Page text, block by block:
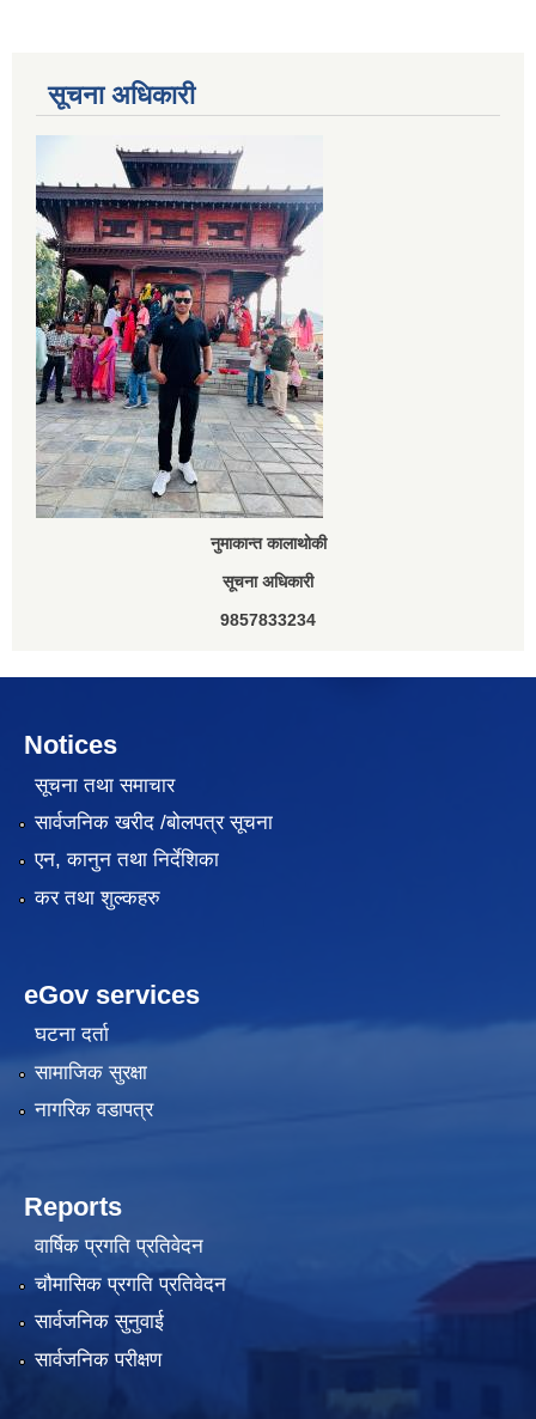
सूचना अधिकारी
नुमाकान्त कालाथोकी
सूचना अधिकारी
9857833234
Notices
सूचना तथा समाचार
सार्वजनिक खरीद /बोलपत्र सूचना
एन, कानुन तथा निर्देशिका
कर तथा शुल्कहरु
eGov services
घटना दर्ता
सामाजिक सुरक्षा
नागरिक वडापत्र
Reports
वार्षिक प्रगति प्रतिवेदन
चौमासिक प्रगति प्रतिवेदन
सार्वजनिक सुनुवाई
सार्वजनिक परीक्षण